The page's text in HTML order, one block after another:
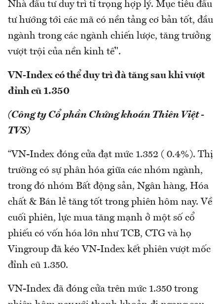
Nhà đầu tư duy trì tỉ trọng hợp lý. Mục tiêu đầu
tư hướng tới các mã có nền tảng cơ bản tốt, đầu
ngành trong các ngành chiến lược, tăng trưởng
vượt trội của nền kinh tế".
VN-Index có thể duy trì đà tăng sau khi vượt
đỉnh cũ 1.350
(Công ty Cổ phần Chứng khoán Thiên Việt -
TVS)
“VN-Index đóng cửa đạt mức 1.352 ( 0.4%). Thị
trường có sự phân hóa giữa các nhóm ngành,
trong đó nhóm Bất động sản, Ngân hàng, Hóa
chất & Bán lẻ tăng tốt trong phiên hôm nay. Về
cuối phiên, lực mua tăng mạnh ở một số cổ
phiếu có vốn hóa lớn như TCB, CTG và họ
Vingroup đã kéo VN-Index kết phiên vượt mốc
đỉnh cũ 1.350.
VN-Index đã đóng cửa trên mức 1.350 trong